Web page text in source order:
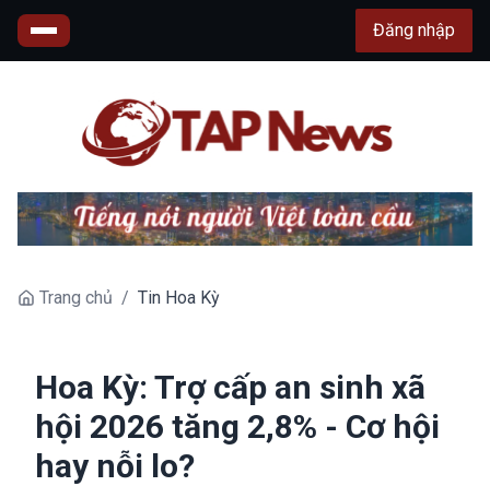
Đăng nhập
Trang chủ / Tin Hoa Kỳ
Hoa Kỳ: Trợ cấp an sinh xã
hội 2026 tăng 2,8% - Cơ hội
hay nỗi lo?